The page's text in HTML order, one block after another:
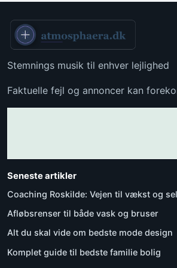
Stemnings musik til enhver lejlighed
Faktuelle fejl og annoncer kan
Seneste artikler
Coaching Roskilde: Vejen til vækst og
Afløbsrenser til både vask og bruser
Alt du skal vide om bedste mode design
Komplet guide til bedste familie bolig